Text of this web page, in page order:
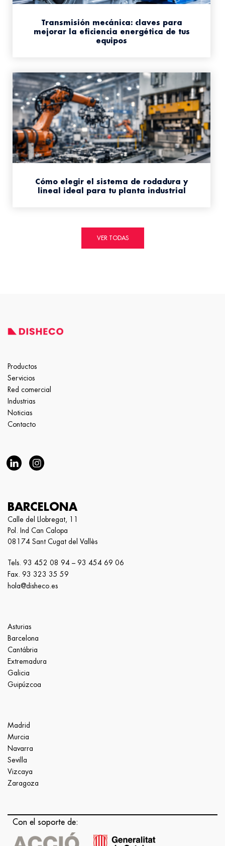
Transmisión mecánica: claves para
mejorar la eficiencia energética de tus
equipos
Cómo elegir el sistema de rodadura y
lineal ideal para tu planta industrial
VER TODAS
Productos
Servicios
Red comercial
Industrias
Noticias
Contacto
BARCELONA
Calle del Llobregat, 11
Pol. Ind Can Calopa
08174 Sant Cugat del Vallès
Tels. 93 452 08 94 – 93 454 69 06
Fax. 93 323 35 59
hola@disheco.es
Asturias
Barcelona
Cantábria
Extremadura
Galicia
Guipúzcoa
Madrid
Murcia
Navarra
Sevilla
Vizcaya
Zaragoza
Con el soporte de: